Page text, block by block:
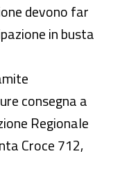
devono far
in busta
consegna a
Regionale
Croce 712,